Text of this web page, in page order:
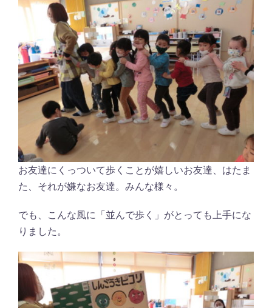
お友達にくっついて歩くことが嬉しいお友達、はたま
た、それが嫌なお友達。みんな様々。
でも、こんな風に「並んで歩く」がとっても上手にな
りました。